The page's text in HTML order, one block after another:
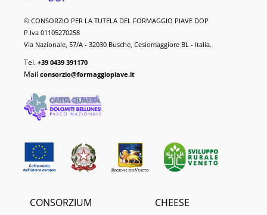
Piave
DOP
Cheese
© CONSORZIO PER LA TUTELA DEL FORMAGGIO PIAVE DOP
P.Iva 01105270258
Via Nazionale, 57/A - 32030 Busche, Cesiomaggiore BL - Italia.
Tel. +39 0439 391170
Mail consorzio@formaggiopiave.it
CONSORZIUM CHEESE